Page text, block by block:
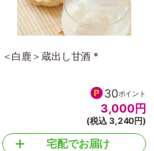
＜白鹿＞蔵出し甘酒 *
30ポイント
3,000円
(税込 3,240円)
宅配でお届け